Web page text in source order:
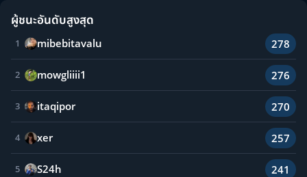
ผู้ชนะอันดับสูงสุด
1 mibebitavalu 278
2 mowgliiii1 276
3 itaqipor 270
4 xer 257
5 S24h 241